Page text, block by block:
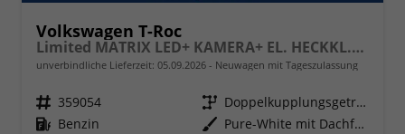
Volkswagen T-Roc
Limited MATRIX LED+ KAMERA+ EL. HECKKL.+PDC+SHZ
unverbindliche Lieferzeit: 05.09.2026 Neuwagen mit Tageszulassung
Fahrzeugnr. 359054 Getriebe
Doppelkupplungsgetriebe (DSG)
Kraftstoff Benzin Außenfarbe
Pure-White mit Dachfarbe in Deep Black Perleffekt